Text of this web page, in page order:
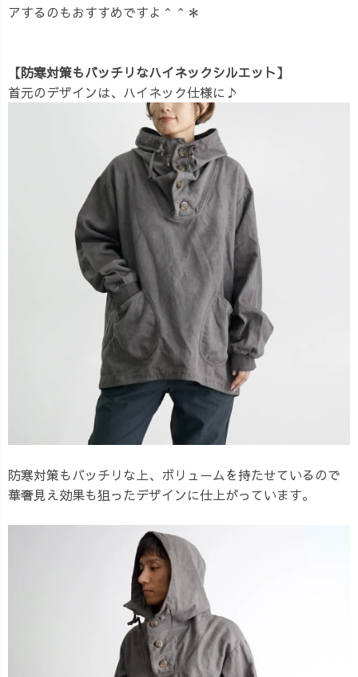
アするのもおすすめですよ＾＾＊
【防寒対策もバッチリなハイネックシルエット】
首元のデザインは、ハイネック仕様に♪
防寒対策もバッチリな上、ボリュームを持たせているので
華奢見え効果も狙ったデザインに仕上がっています。